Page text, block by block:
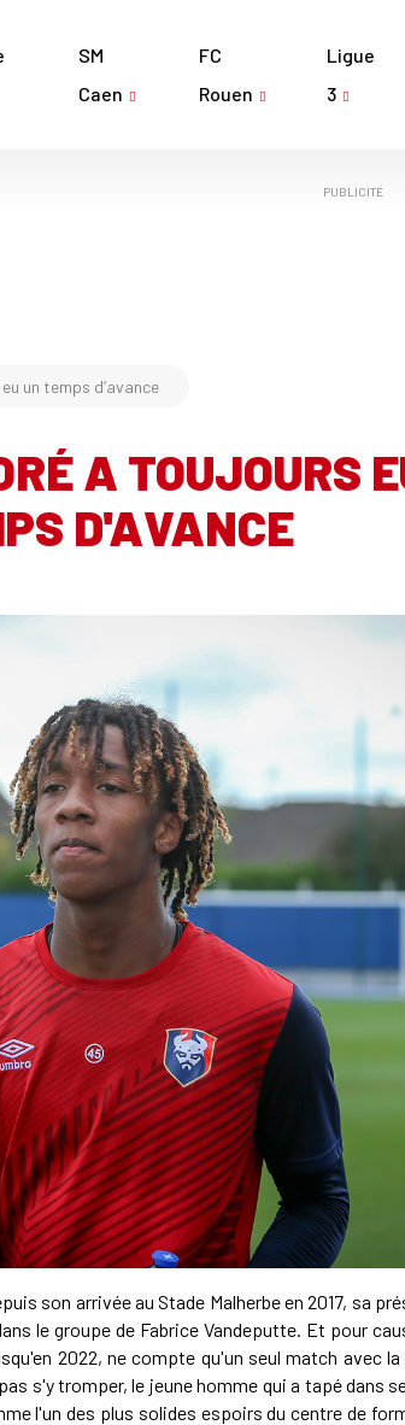
SM
Caen
FC
Rouen
Ligue
3
PUBLICITÉ
un temps d’avance
A TOUJOURS
D'AVANCE
son arrivée au Stade Malherbe en 2017, sa
le groupe de Fabrice Vandeputte. Et pour
2022, ne compte qu'un seul match avec la
s'y tromper, le jeune homme qui a tapé dans
l'un des plus solides espoirs du centre de